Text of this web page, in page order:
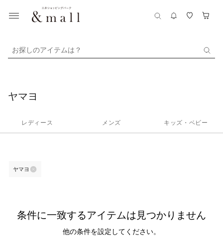
お探しのアイテムは？
ヤマヨ
レディース メンズ キッズ・ベビー
ヤマヨ
条件に一致するアイテムは見つかりません
他の条件を設定してください。